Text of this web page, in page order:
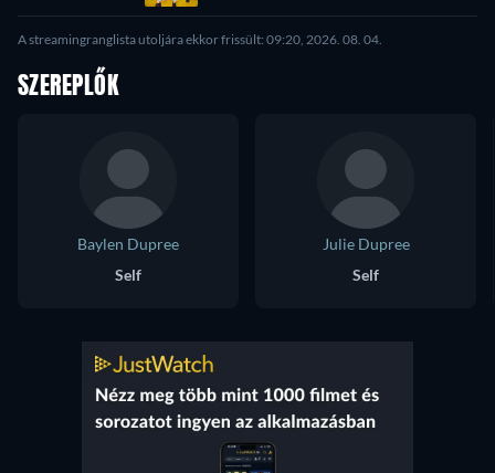
A streamingranglista utoljára ekkor frissült: 09:20, 2026. 08. 04.
SZEREPLŐK
Baylen Dupree
Self
Julie Dupree
Self